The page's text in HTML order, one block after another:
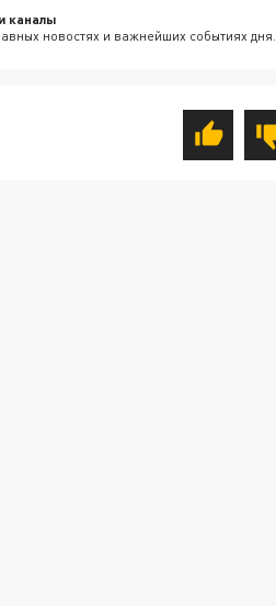
каналы
новостях и важнейших событиях дня.